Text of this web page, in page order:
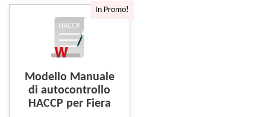
In Promo!
Modello Manuale
di autocontrollo
HACCP per Fiera